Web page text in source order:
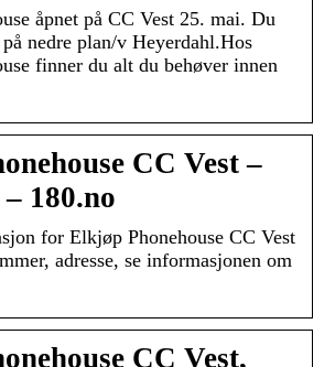
åpnet på CC Vest 25. mai. Du
nedre plan/v Heyerdahl.Hos
finner du alt du behøver innen
CC Vest –
180.no
for Elkjøp Phonehouse CC Vest
adresse, se informasjonen om
CC Vest,